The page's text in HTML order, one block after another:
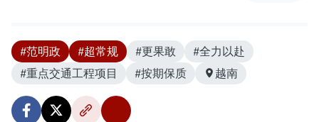
#范明政 #超常规 #更果敢
#全力以赴
#重点交通工程项目
#按期保质 越南